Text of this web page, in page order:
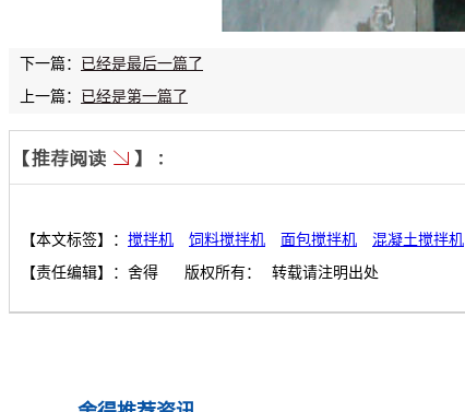
下一篇：
已经是最后一篇了
上一篇：
已经是第一篇了
【本文标签】： 搅拌机 饲料搅拌机 面包搅拌机 混凝土搅拌机
【责任编辑】： 舍得 版权所有： 转载请注明出处